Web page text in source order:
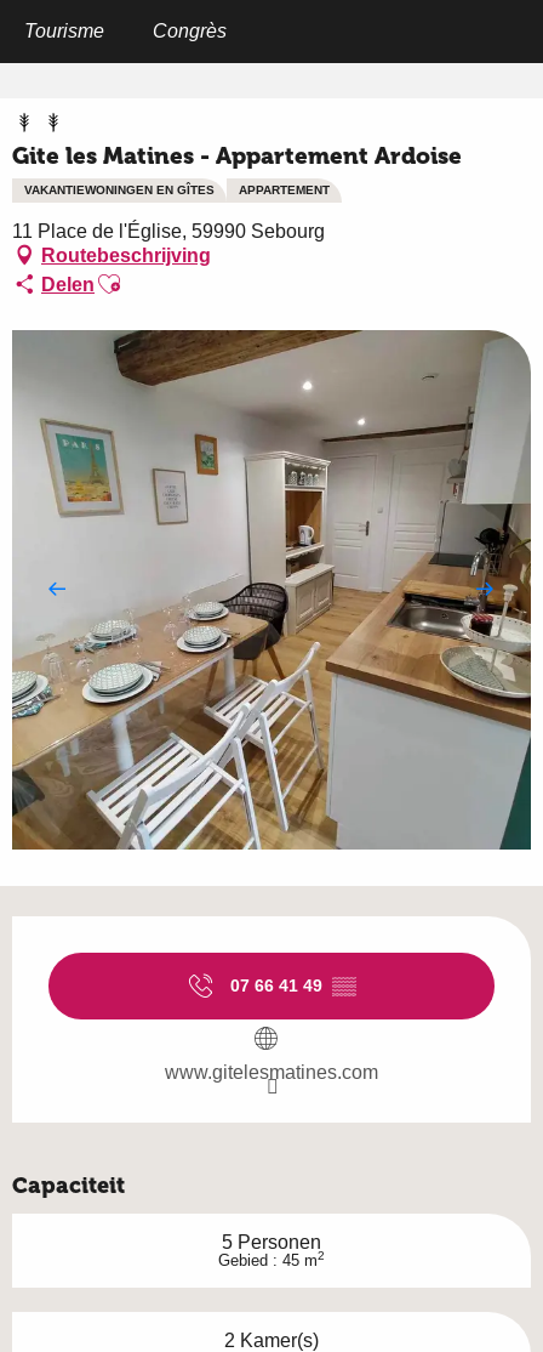
Tourisme Congrès
Gite les Matines - Appartement Ardoise
VAKANTIEWONINGEN EN GÎTES APPARTEMENT
11 Place de l'Église, 59990 Sebourg
Routebeschrijving
Delen Ajouter aux favoris
07 66 41 49 ▒▒
www.gitelesmatines.com
Capaciteit
5 Personen
Gebied : 45 m2
2 Kamer(s)